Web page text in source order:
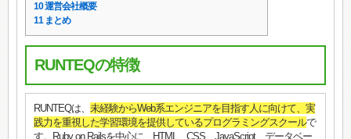
10運営会社概要
11まとめ
RUNTEQの特徴
RUNTEQは、 未経験からWeb系エンジニアを目指す人に向けて、実
践力を重視した学習環境を提供しているプログラミングスクールで
す。Ruby on Railsを中心に、HTML、CSS、JavaScript、データベー